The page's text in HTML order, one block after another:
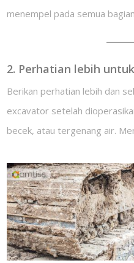
menempel pada semua
2. Perhatian lebih
Berikan perhatian lebih dan
excavator setelah
becek, atau tergenang air.